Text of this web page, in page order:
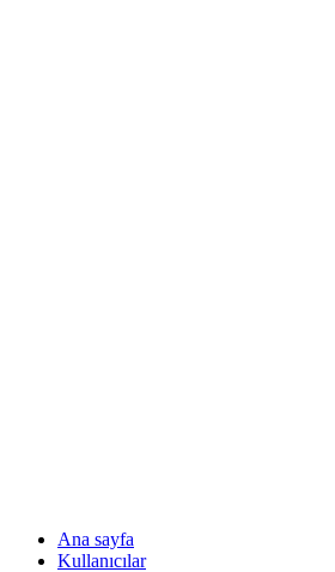
Ana sayfa
Kullanıcılar